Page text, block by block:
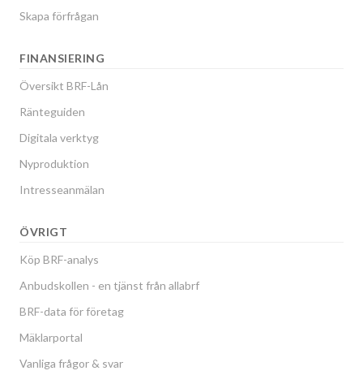
Skapa förfrågan
FINANSIERING
Översikt BRF-Lån
Ränteguiden
Digitala verktyg
Nyproduktion
Intresseanmälan
ÖVRIGT
Köp BRF-analys
Anbudskollen - en tjänst från allabrf
BRF-data för företag
Mäklarportal
Vanliga frågor & svar